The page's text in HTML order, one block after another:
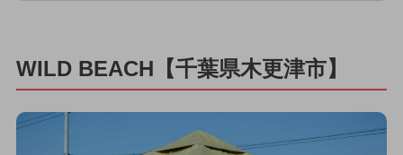
WILD BEACH【千葉県木更津市】